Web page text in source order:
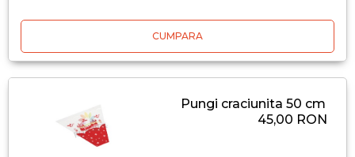
CUMPARA
Pungi craciunita 50 cm
45,00 RON